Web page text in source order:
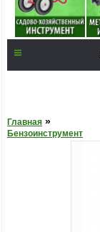
Главная »
Бензоинструмент